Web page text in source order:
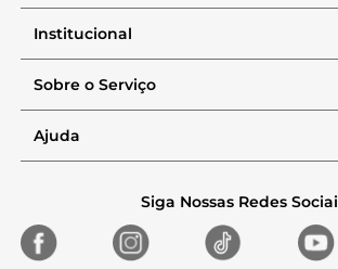
Institucional
Sobre o Serviço
Ajuda
Siga Nossas Redes